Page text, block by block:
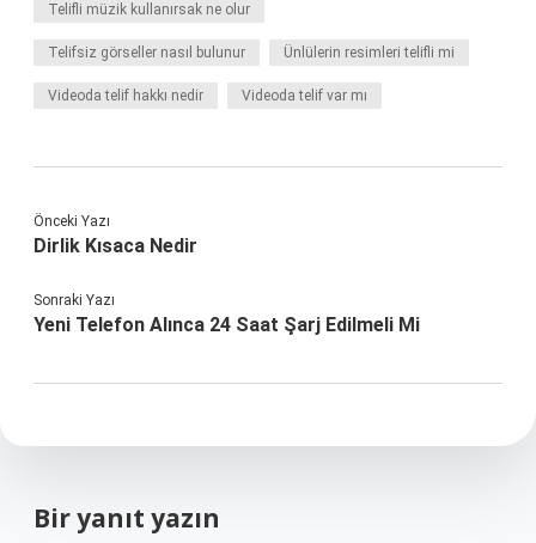
Telifli müzik kullanırsak ne olur
Telifsiz görseller nasıl bulunur Ünlülerin resimleri telifli mi
Videoda telif hakkı nedir Videoda telif var mı
Önceki Yazı
Dirlik Kısaca Nedir
Sonraki Yazı
Yeni Telefon Alınca 24 Saat Şarj Edilmeli Mi
Bir yanıt yazın